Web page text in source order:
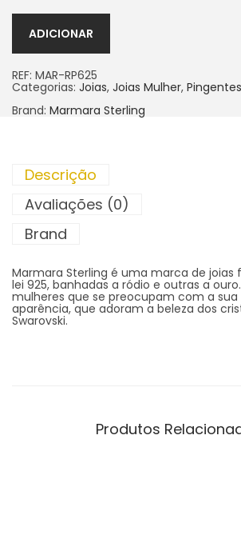
ADICIONAR
REF: MAR-RP625
Categorias: Joias, Joias Mulher, Pingentes
Brand: Marmara Sterling
Descrição
Avaliações (0)
Brand
Marmara Sterling é uma marca de joias
lei 925, banhadas a ródio e outras a
mulheres que se preocupam com a sua
aparência, que adoram a beleza dos
Swarovski.
Produtos